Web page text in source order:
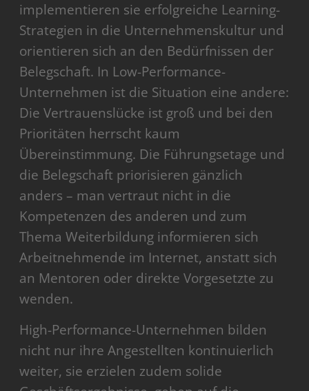
implementieren sie erfolgreiche Learning-
Strategien in die Unternehmenskultur und
orientieren sich an den Bedürfnissen der
Belegschaft. In Low-Performance-
Unternehmen ist die Situation eine andere:
Die Vertrauenslücke ist groß und bei den
Prioritäten herrscht kaum
Übereinstimmung. Die Führungsetage und
die Belegschaft priorisieren gänzlich
anders – man vertraut nicht in die
Kompetenzen des anderen und zum
Thema Weiterbildung informieren sich
Arbeitnehmende im Internet, anstatt sich
an Mentoren oder direkte Vorgesetzte zu
wenden.
High-Performance-Unternehmen bilden
nicht nur ihre Angestellten kontinuierlich
weiter, sie erzielen zudem solide